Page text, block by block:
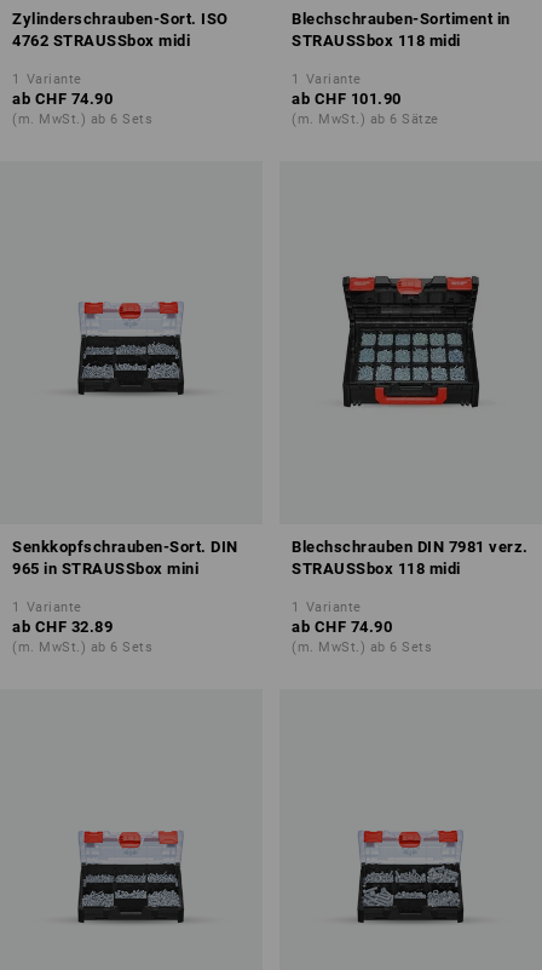
Zylinderschrauben-Sort. ISO
4762 STRAUSSbox midi
1 Variante
ab CHF 74.90
(m. MwSt.) ab 6 Sets
Blechschrauben-Sortiment in
STRAUSSbox 118 midi
1 Variante
ab CHF 101.90
(m. MwSt.) ab 6 Sätze
Senkkopfschrauben-Sort. DIN
965 in STRAUSSbox mini
1 Variante
ab CHF 32.89
(m. MwSt.) ab 6 Sets
Blechschrauben DIN 7981 verz.
STRAUSSbox 118 midi
1 Variante
ab CHF 74.90
(m. MwSt.) ab 6 Sets